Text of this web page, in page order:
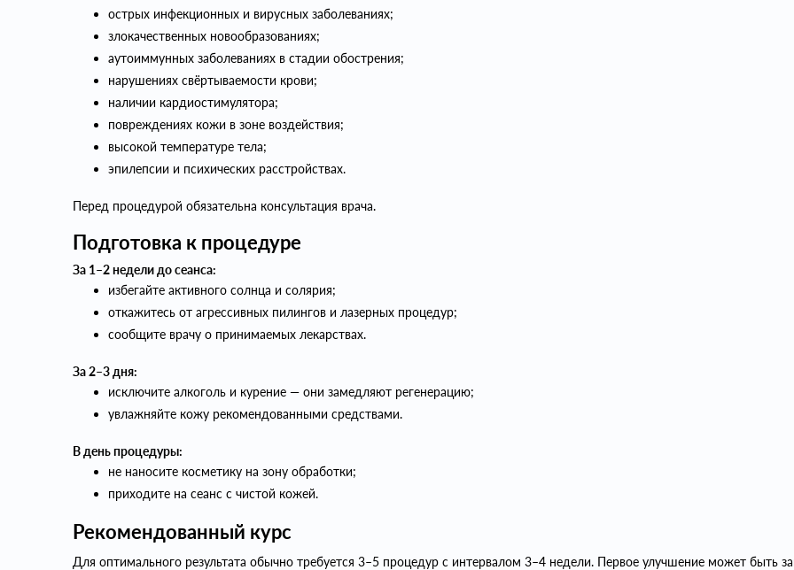
острых инфекционных и вирусных заболеваниях;
злокачественных новообразованиях;
аутоиммунных заболеваниях в стадии обострения;
нарушениях свёртываемости крови;
наличии кардиостимулятора;
повреждениях кожи в зоне воздействия;
высокой температуре тела;
эпилепсии и психических расстройствах.
Перед процедурой обязательна консультация врача.
Подготовка к процедуре
За 1–2 недели до сеанса:
избегайте активного солнца и солярия;
откажитесь от агрессивных пилингов и лазерных процедур;
сообщите врачу о принимаемых лекарствах.
За 2–3 дня:
исключите алкоголь и курение — они замедляют регенерацию;
увлажняйте кожу рекомендованными средствами.
В день процедуры:
не наносите косметику на зону обработки;
приходите на сеанс с чистой кожей.
Рекомендованный курс
Для оптимального результата обычно требуется 3–5 процедур с интервалом 3–4 недели. Первое улучшение может быть